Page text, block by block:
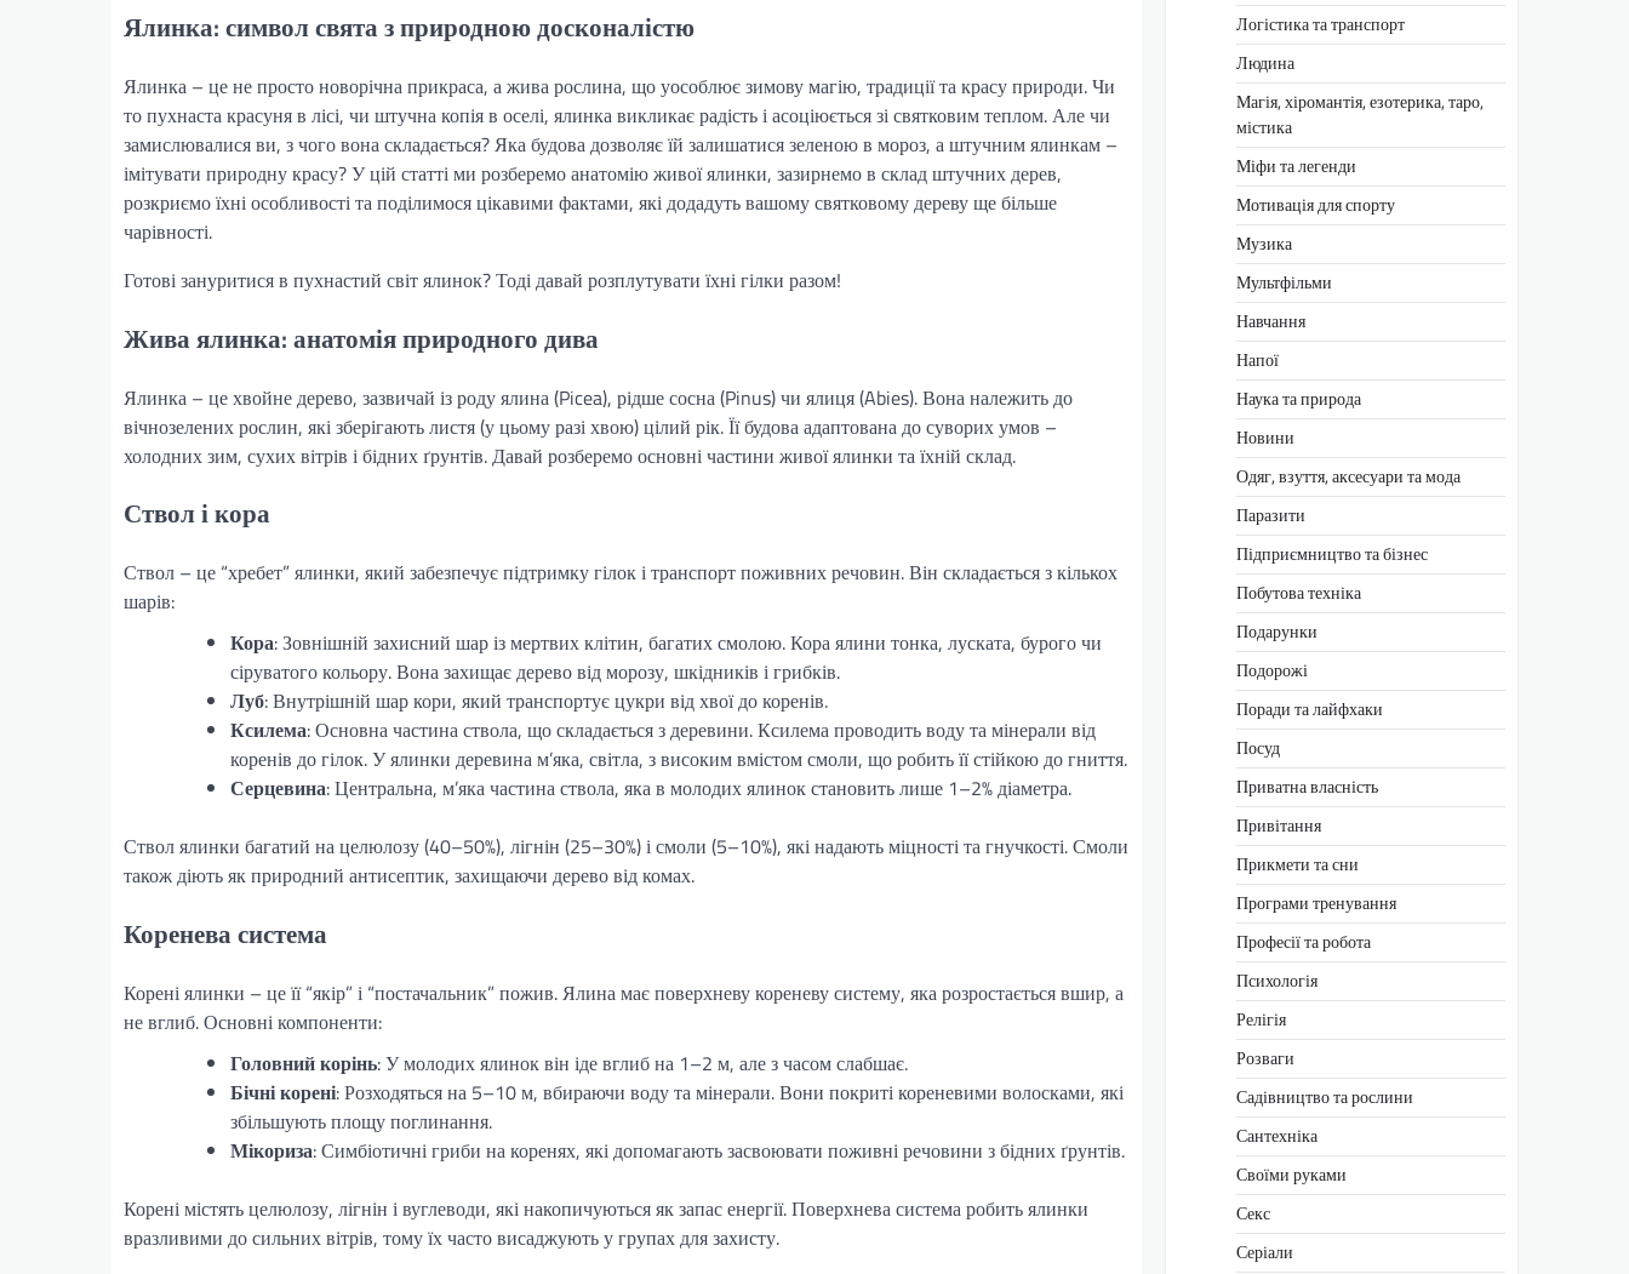
Ялинка: символ свята з природною досконалістю
Ялинка – це не просто новорічна прикраса, а жива рослина, що уособлює зимову магію, традиції та красу природи. Чи
то пухнаста красуня в лісі, чи штучна копія в оселі, ялинка викликає радість і асоціюється зі святковим теплом. Але чи
замислювалися ви, з чого вона складається? Яка будова дозволяє їй залишатися зеленою в мороз, а штучним ялинкам –
імітувати природну красу? У цій статті ми розберемо анатомію живої ялинки, зазирнемо в склад штучних дерев,
розкриємо їхні особливості та поділимося цікавими фактами, які додадуть вашому святковому дереву ще більше
чарівності.
Готові зануритися в пухнастий світ ялинок? Тоді давай розплутувати їхні гілки разом!
Жива ялинка: анатомія природного дива
Ялинка – це хвойне дерево, зазвичай із роду ялина (Picea), рідше сосна (Pinus) чи ялиця (Abies). Вона належить до
вічнозелених рослин, які зберігають листя (у цьому разі хвою) цілий рік. Її будова адаптована до суворих умов –
холодних зим, сухих вітрів і бідних ґрунтів. Давай розберемо основні частини живої ялинки та їхній склад.
Ствол і кора
Ствол – це “хребет” ялинки, який забезпечує підтримку гілок і транспорт поживних речовин. Він складається з кількох
шарів:
Кора: Зовнішній захисний шар із мертвих клітин, багатих смолою. Кора ялини тонка, луската, бурого чи
сіруватого кольору. Вона захищає дерево від морозу, шкідників і грибків.
Луб: Внутрішній шар кори, який транспортує цукри від хвої до коренів.
Ксилема: Основна частина ствола, що складається з деревини. Ксилема проводить воду та мінерали від
коренів до гілок. У ялинки деревина м’яка, світла, з високим вмістом смоли, що робить її стійкою до гниття.
Серцевина: Центральна, м’яка частина ствола, яка в молодих ялинок становить лише 1–2% діаметра.
Ствол ялинки багатий на целюлозу (40–50%), лігнін (25–30%) і смоли (5–10%), які надають міцності та гнучкості. Смоли
також діють як природний антисептик, захищаючи дерево від комах.
Коренева система
Корені ялинки – це її “якір” і “постачальник” пожив. Ялина має поверхневу кореневу систему, яка розростається вшир, а
не вглиб. Основні компоненти:
Головний корінь: У молодих ялинок він іде вглиб на 1–2 м, але з часом слабшає.
Бічні корені: Розходяться на 5–10 м, вбираючи воду та мінерали. Вони покриті кореневими волосками, які
збільшують площу поглинання.
Мікориза: Симбіотичні гриби на коренях, які допомагають засвоювати поживні речовини з бідних ґрунтів.
Корені містять целюлозу, лігнін і вуглеводи, які накопичуються як запас енергії. Поверхнева система робить ялинки
вразливими до сильних вітрів, тому їх часто висаджують у групах для захисту.
Логістика та транспорт
Людина
Магія, хіромантія, езотерика, таро,
містика
Міфи та легенди
Мотивація для спорту
Музика
Мультфільми
Навчання
Напої
Наука та природа
Новини
Одяг, взуття, аксесуари та мода
Паразити
Підприємництво та бізнес
Побутова техніка
Подарунки
Подорожі
Поради та лайфхаки
Посуд
Приватна власність
Привітання
Прикмети та сни
Програми тренування
Професії та робота
Психологія
Релігія
Розваги
Садівництво та рослини
Сантехніка
Своїми руками
Секс
Серіали